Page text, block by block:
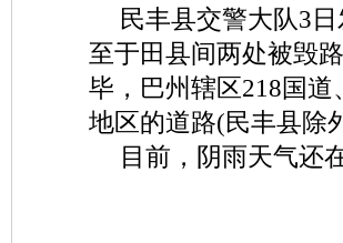
民丰县交警大队3
至于田县间两处被毁
毕，巴州辖区218国
地区的道路(民丰县除
目前，阴雨天气还